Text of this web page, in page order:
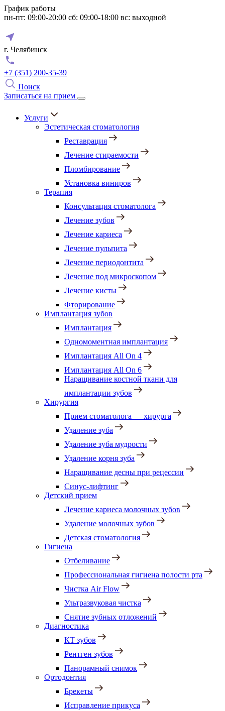
График работы
пн-пт: 09:00-20:00 сб: 09:00-18:00 вс: выходной
г. Челябинск
+7 (351) 200-35-39
Поиск
Записаться на прием
Услуги
Эстетическая стоматология
Реставрация
Лечение стираемости
Пломбирование
Установка виниров
Терапия
Консультация стоматолога
Лечение зубов
Лечение кариеса
Лечение пульпита
Лечение периодонтита
Лечение под микроскопом
Лечение кисты
Фторирование
Имплантация зубов
Имплантация
Одномоментная имплантация
Имплантация All On 4
Имплантация All On 6
Наращивание костной ткани для
имплантации зубов
Хирургия
Прием стоматолога — хирурга
Удаление зуба
Удаление зуба мудрости
Удаление корня зуба
Наращивание десны при рецессии
Синус-лифтинг
Детский прием
Лечение кариеса молочных зубов
Удаление молочных зубов
Детская стоматология
Гигиена
Отбеливание
Профессиональная гигиена полости рта
Чистка Air Flow
Ультразвуковая чистка
Снятие зубных отложений
Диагностика
КТ зубов
Рентген зубов
Панорамный снимок
Ортодонтия
Брекеты
Исправление прикуса